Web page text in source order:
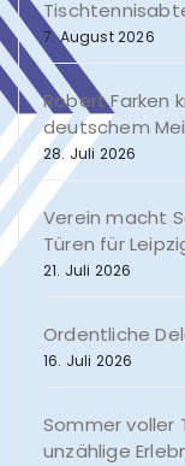
7. August 2026
Robert Farken
deutschem
28. Juli 2026
Verein macht
Türen für
21. Juli 2026
Ordentliche
16. Juli 2026
Sommer voller
unzählige